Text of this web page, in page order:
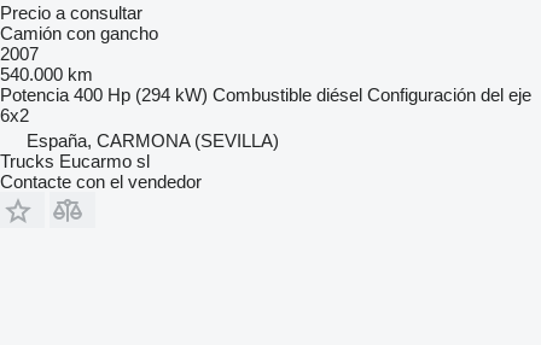
Precio a consultar
Camión con gancho
2007
540.000 km
Potencia 400 Hp (294 kW) Combustible diésel Configuración del eje
6x2
España, CARMONA (SEVILLA)
Trucks Eucarmo sl
Contacte con el vendedor